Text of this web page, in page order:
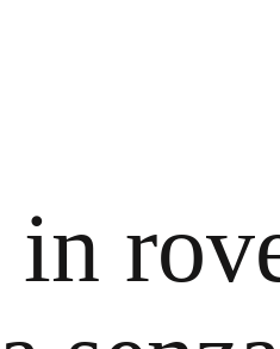
in